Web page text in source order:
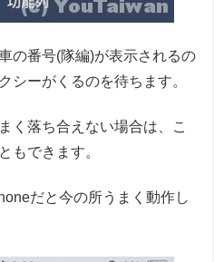
の番号(隊編)が表示されるの
シーがくるのを待ちます。
く落ち合えない場合は、こ
もできます。
だと今の所うまく動作し